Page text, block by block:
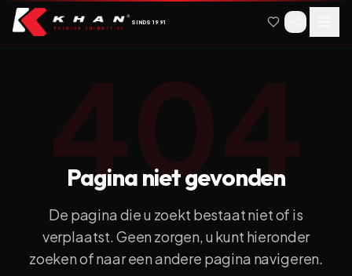
Spring naar hoofdinhoudSpring naar navigatie
SINDS 1991
404
Pagina niet gevonden
De pagina die u zoekt bestaat niet of is
verplaatst. Geen zorgen, u kunt hieronder
zoeken of naar een andere pagina navigeren.